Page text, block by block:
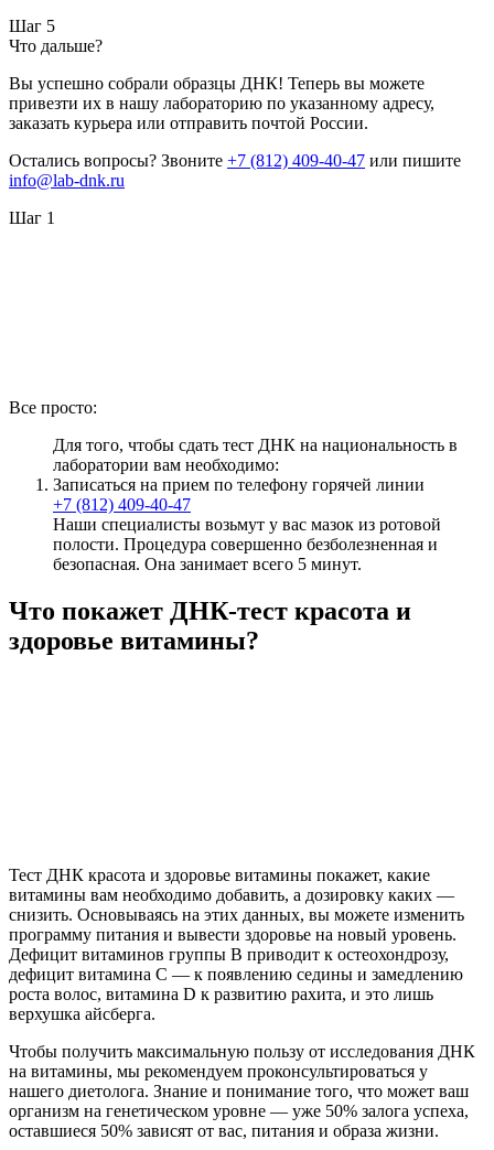
Шаг 5
Что дальше?
Вы успешно собрали образцы ДНК! Теперь вы можете
привезти их в нашу лабораторию по указанному адресу,
заказать курьера или отправить почтой России.
Остались вопросы? Звоните +7 (812) 409-40-47 или пишите
info@lab-dnk.ru
Шаг 1
Все просто:
Для того, чтобы сдать тест ДНК на национальность в
лаборатории вам необходимо:
Записаться на прием по телефону горячей линии
+7 (812) 409-40-47
Наши специалисты возьмут у вас мазок из ротовой
полости. Процедура совершенно безболезненная и
безопасная. Она занимает всего 5 минут.
Что покажет ДНК-тест красота и
здоровье витамины?
Тест ДНК красота и здоровье витамины покажет, какие
витамины вам необходимо добавить, а дозировку каких —
снизить. Основываясь на этих данных, вы можете изменить
программу питания и вывести здоровье на новый уровень.
Дефицит витаминов группы B приводит к остеохондрозу,
дефицит витамина C — к появлению седины и замедлению
роста волос, витамина D к развитию рахита, и это лишь
верхушка айсберга.
Чтобы получить максимальную пользу от исследования ДНК
на витамины, мы рекомендуем проконсультироваться у
нашего диетолога. Знание и понимание того, что может ваш
организм на генетическом уровне — уже 50% залога успеха,
оставшиеся 50% зависят от вас, питания и образа жизни.